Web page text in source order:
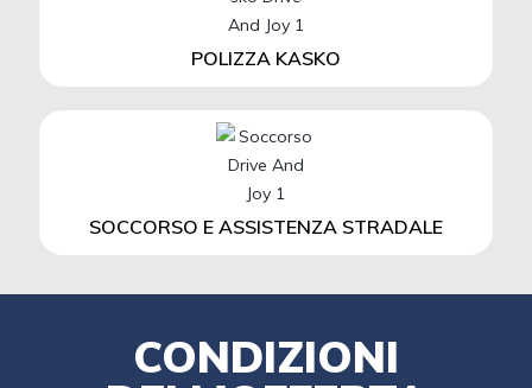
POLIZZA KASKO
SOCCORSO E ASSISTENZA STRADALE
CONDIZIONI